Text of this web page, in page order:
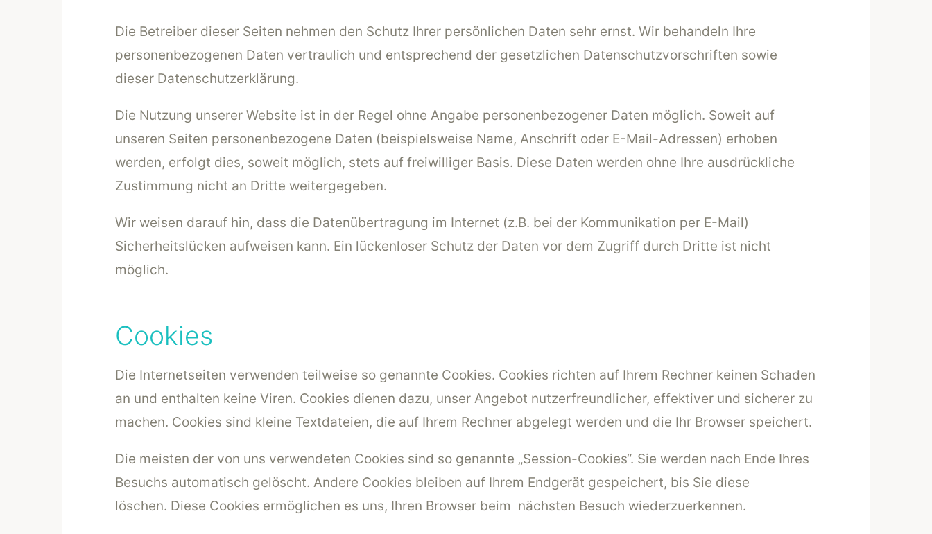
Die Betreiber dieser Seiten nehmen den Schutz Ihrer persönlichen Daten sehr ernst. Wir behandeln Ihre
personenbezogenen Daten vertraulich und entsprechend der gesetzlichen Datenschutzvorschriften sowie
dieser Datenschutzerklärung.
Die Nutzung unserer Website ist in der Regel ohne Angabe personenbezogener Daten möglich. Soweit auf
unseren Seiten personenbezogene Daten (beispielsweise Name, Anschrift oder E-Mail-Adressen) erhoben
werden, erfolgt dies, soweit möglich, stets auf freiwilliger Basis. Diese Daten werden ohne Ihre ausdrückliche
Zustimmung nicht an Dritte weitergegeben.
Wir weisen darauf hin, dass die Datenübertragung im Internet (z.B. bei der Kommunikation per E-Mail)
Sicherheitslücken aufweisen kann. Ein lückenloser Schutz der Daten vor dem Zugriff durch Dritte ist nicht
möglich.
Cookies
Die Internetseiten verwenden teilweise so genannte Cookies. Cookies richten auf Ihrem Rechner keinen Schaden
an und enthalten keine Viren. Cookies dienen dazu, unser Angebot nutzerfreundlicher, effektiver und sicherer zu
machen. Cookies sind kleine Textdateien, die auf Ihrem Rechner abgelegt werden und die Ihr Browser speichert.
Die meisten der von uns verwendeten Cookies sind so genannte „Session-Cookies“. Sie werden nach Ende Ihres
Besuchs automatisch gelöscht. Andere Cookies bleiben auf Ihrem Endgerät gespeichert, bis Sie diese
löschen. Diese Cookies ermöglichen es uns, Ihren Browser beim nächsten Besuch wiederzuerkennen.